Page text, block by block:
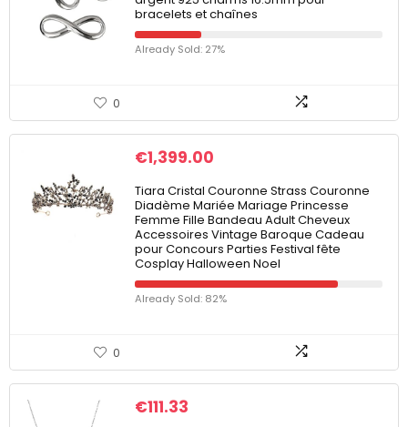
bracelets et chaînes
Already Sold: 27%
0
€1,399.00
Tiara Cristal Couronne Strass Couronne
Diadème Mariée Mariage Princesse
Femme Fille Bandeau Adult Cheveux
Accessoires Vintage Baroque Cadeau
pour Concours Parties Festival fête
Cosplay Halloween Noel
Already Sold: 82%
0
€111.33